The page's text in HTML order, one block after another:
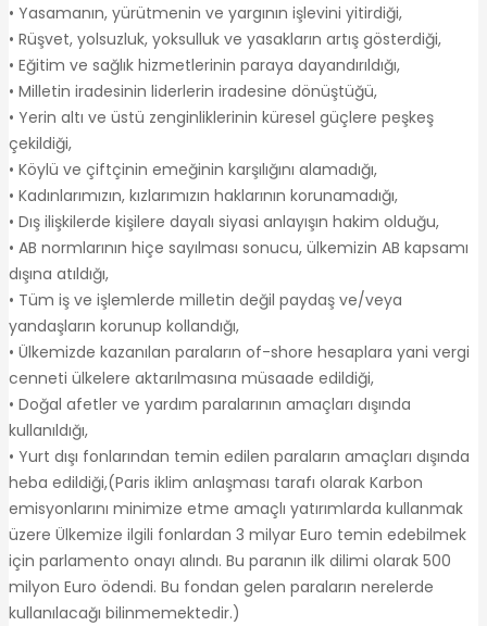
• Yasamanın, yürütmenin ve yargının işlevini yitirdiği,
• Rüşvet, yolsuzluk, yoksulluk ve yasakların artış gösterdiği,
• Eğitim ve sağlık hizmetlerinin paraya dayandırıldığı,
• Milletin iradesinin liderlerin iradesine dönüştüğü,
• Yerin altı ve üstü zenginliklerinin küresel güçlere peşkeş
çekildiği,
• Köylü ve çiftçinin emeğinin karşılığını alamadığı,
• Kadınlarımızın, kızlarımızın haklarının korunamadığı,
• Dış ilişkilerde kişilere dayalı siyasi anlayışın hakim olduğu,
• AB normlarının hiçe sayılması sonucu, ülkemizin AB kapsamı
dışına atıldığı,
• Tüm iş ve işlemlerde milletin değil paydaş ve/veya
yandaşların korunup kollandığı,
• Ülkemizde kazanılan paraların of-shore hesaplara yani vergi
cenneti ülkelere aktarılmasına müsaade edildiği,
• Doğal afetler ve yardım paralarının amaçları dışında
kullanıldığı,
• Yurt dışı fonlarından temin edilen paraların amaçları dışında
heba edildiği,(Paris iklim anlaşması tarafı olarak Karbon
emisyonlarını minimize etme amaçlı yatırımlarda kullanmak
üzere Ülkemize ilgili fonlardan 3 milyar Euro temin edebilmek
için parlamento onayı alındı. Bu paranın ilk dilimi olarak 500
milyon Euro ödendi. Bu fondan gelen paraların nerelerde
kullanılacağı bilinmemektedir.)